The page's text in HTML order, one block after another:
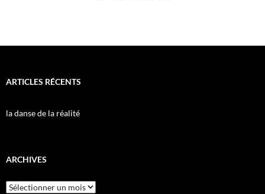
ARTICLES RÉCENTS
la danse de la réalité
ARCHIVES
Archives